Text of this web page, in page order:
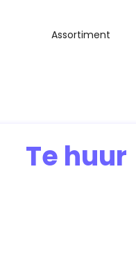
Assortiment
Te huur